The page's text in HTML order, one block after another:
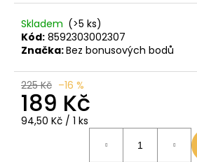
Skladem (>5 ks)
Kód: 8592303002307
Značka:Bez bonusových bodů
225 Kč –16 %
189 Kč
Měrná
94,50 Kč / 1 ks
LIO
POD
STRAWBERRY
59
Kč
Původně:
99
Kč